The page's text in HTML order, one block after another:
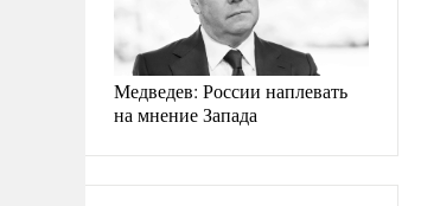
Медведев: России наплевать
на мнение Запада